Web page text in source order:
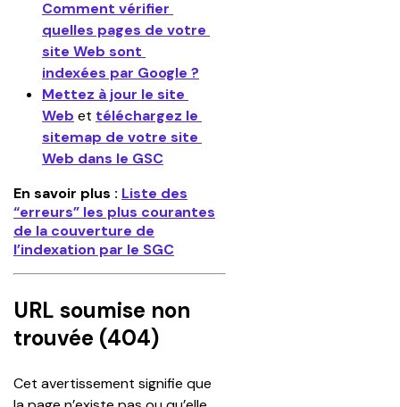
Comment vérifier
quelles pages de votre
site Web sont
indexées par Google ?
Mettez à jour le site
Web et téléchargez le
sitemap de votre site
Web dans le GSC
En savoir plus : Liste des
“erreurs” les plus courantes
de la couverture de
l’indexation par le SGC
URL soumise non
trouvée (404)
Cet avertissement signifie que